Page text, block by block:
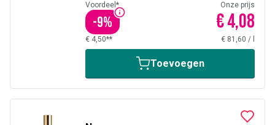
Voordeel*
-9%
Onze prijs
€ 4,08
€ 4,50** € 81,60 /
Toevoegen